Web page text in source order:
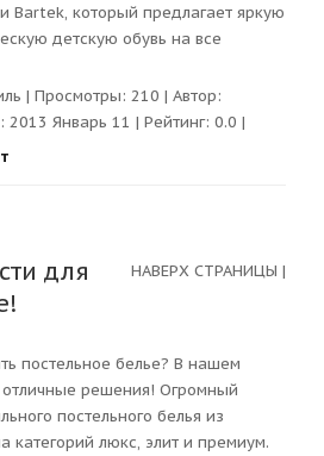
Bartek, который предлагает яркую
детскую обувь на все
| Просмотры: 210 | Автор:
2013 Январь 11 | Рейтинг: 0.0 |
для
НАВЕРХ СТРАНИЦЫ |
постельное белье? В нашем
решения! Огромный
постельного белья из
категорий люкс, элит и премиум.